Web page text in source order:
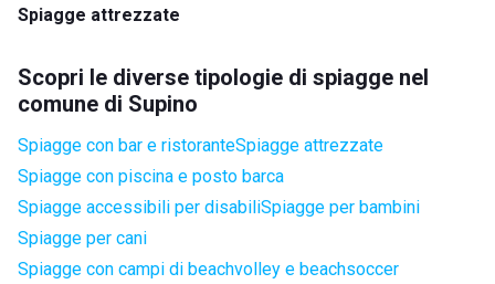
Spiagge attrezzate
Scopri le diverse tipologie di spiagge nel
comune di Supino
Spiagge con bar e ristoranteSpiagge attrezzate
Spiagge con piscina e posto barca
Spiagge accessibili per disabiliSpiagge per bambini
Spiagge per cani
Spiagge con campi di beachvolley e beachsoccer